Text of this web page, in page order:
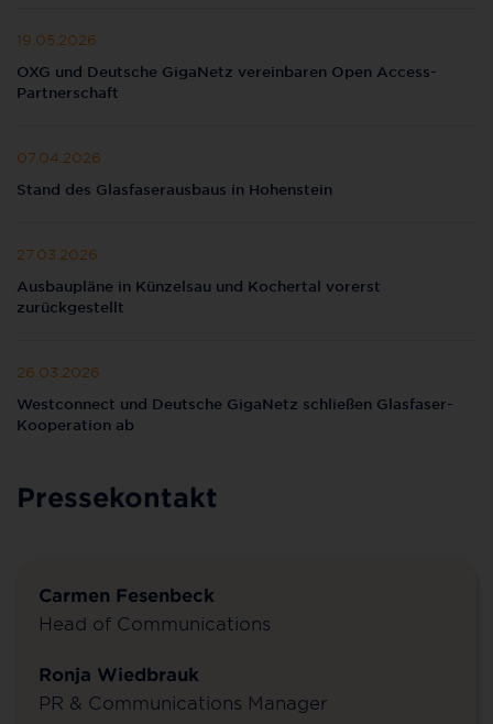
19.05.2026
OXG und Deutsche GigaNetz vereinbaren Open Access-
Partnerschaft
07.04.2026
Stand des Glasfaserausbaus in Hohenstein
27.03.2026
Ausbaupläne in Künzelsau und Kochertal vorerst
zurückgestellt
26.03.2026
Westconnect und Deutsche GigaNetz schließen Glasfaser-
Kooperation ab
Pressekontakt
Carmen Fesenbeck
Head of Communications
Ronja Wiedbrauk
PR & Communications Manager